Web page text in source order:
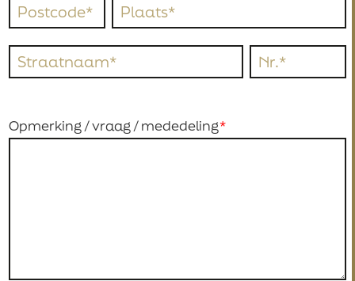
Opmerking / vraag / mededeling